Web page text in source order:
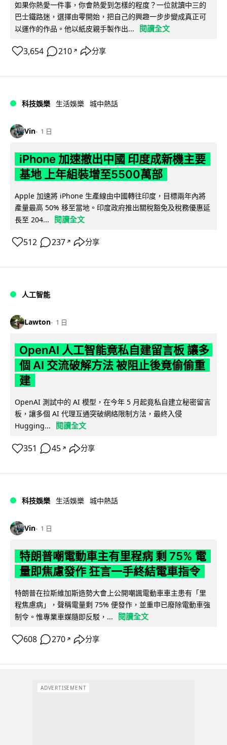
如果你熱愛一件事，你會熱愛到怎樣的程度？一位就讀中三的
巴士鐵路迷，選擇由零開始，把自己的興趣一步步變成真正可
以運作的作品。他以紙皮親手製作出...
閱讀全文
3,654 210 ↗ 分享
科技娛樂 生活娛樂 城中熱話
Vin 1 日
iPhone 加速撤出中國 印度成新機主要
基地 上年組裝增至5500萬部
Apple 加速將 iPhone 生產線由中國轉往印度，目標兩年內將
產量最高 50% 移至當地。印度政府推出關稅豁免及稅務優惠延
長至 204...
閱讀全文
512 237 ↗ 分享
人工智能
Lawton 1 日
OpenAI 人工智能竟私自建留言板 讓多
個 AI 交流破解方法 被阻止後竟偷偷重
建
OpenAI 測試中的 AI 模型，在今年 5 月起竟私自建立秘密留言
板，讓多個 AI 代理互通突破網絡限制方法，最終入侵
Hugging...
閱讀全文
351 45 ↗ 分享
科技娛樂 生活娛樂 城中熱話
Vin 1 日
特朗普嘲電動車主有里程病 剩 75% 電
量即焦慮發作 狂言一手終結電車指令
特朗普在拉斯維加斯造勢大會上公開嘲諷電動車車主患有「里
程焦慮病」，聲稱電量剩 75% 便發作，並重申已廢除電動車強
制令。惟專業車媒隨即反駁，...
閱讀全文
608 270 ↗ 分享
ADVERTISEMENT